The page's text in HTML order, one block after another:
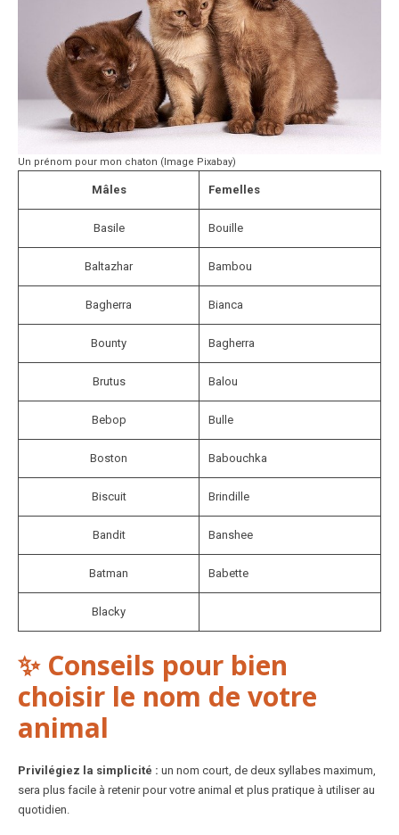
Un prénom pour mon chaton (Image Pixabay)
Mâles Femelles
Basile Bouille
Baltazhar Bambou
Bagherra Bianca
Bounty Bagherra
Brutus Balou
Bebop Bulle
Boston Babouchka
Biscuit Brindille
Bandit Banshee
Batman Babette
Blacky
✨ Conseils pour bien
choisir le nom de votre
animal
Privilégiez la simplicité : un nom court, de deux syllabes maximum,
sera plus facile à retenir pour votre animal et plus pratique à utiliser au
quotidien.